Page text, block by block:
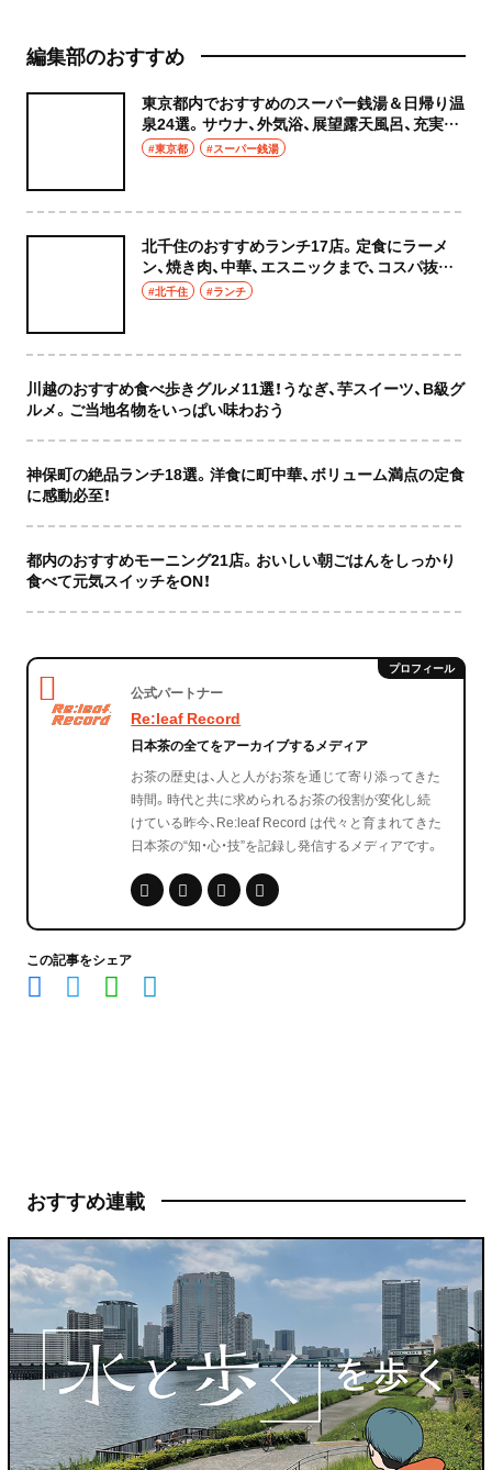
編集部のおすすめ
東京都内でおすすめのスーパー銭湯＆日帰り温
泉24選。サウナ、外気浴、展望露天風呂、充実の
癒やし空間へ
#東京都 #スーパー銭湯
北千住のおすすめランチ17店。定食にラーメ
ン、焼き肉、中華、エスニックまで、コスパ抜群
な店もおしゃれな店も網羅してご紹介！
#北千住 #ランチ
川越のおすすめ食べ歩きグルメ11選！うなぎ、芋スイーツ、B級グ
ルメ。ご当地名物をいっぱい味わおう
神保町の絶品ランチ18選。洋食に町中華、ボリューム満点の定食
に感動必至！
都内のおすすめモーニング21店。おいしい朝ごはんをしっかり
食べて元気スイッチをON！
公式パートナー
Re:leaf Record
日本茶の全てをアーカイブするメディア
お茶の歴史は、人と人がお茶を通じて寄り添ってきた
時間。時代と共に求められるお茶の役割が変化し続
けている昨今、Re:leaf Record は代々と育まれてきた
日本茶の“知・心・技”を記録し発信するメディアです。
この記事をシェア
おすすめ連載